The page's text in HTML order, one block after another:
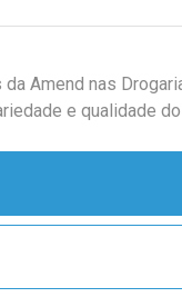
da Amend nas
e qualidade